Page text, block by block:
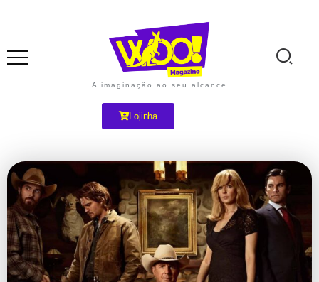
A imaginação ao seu alcance
Lojinha